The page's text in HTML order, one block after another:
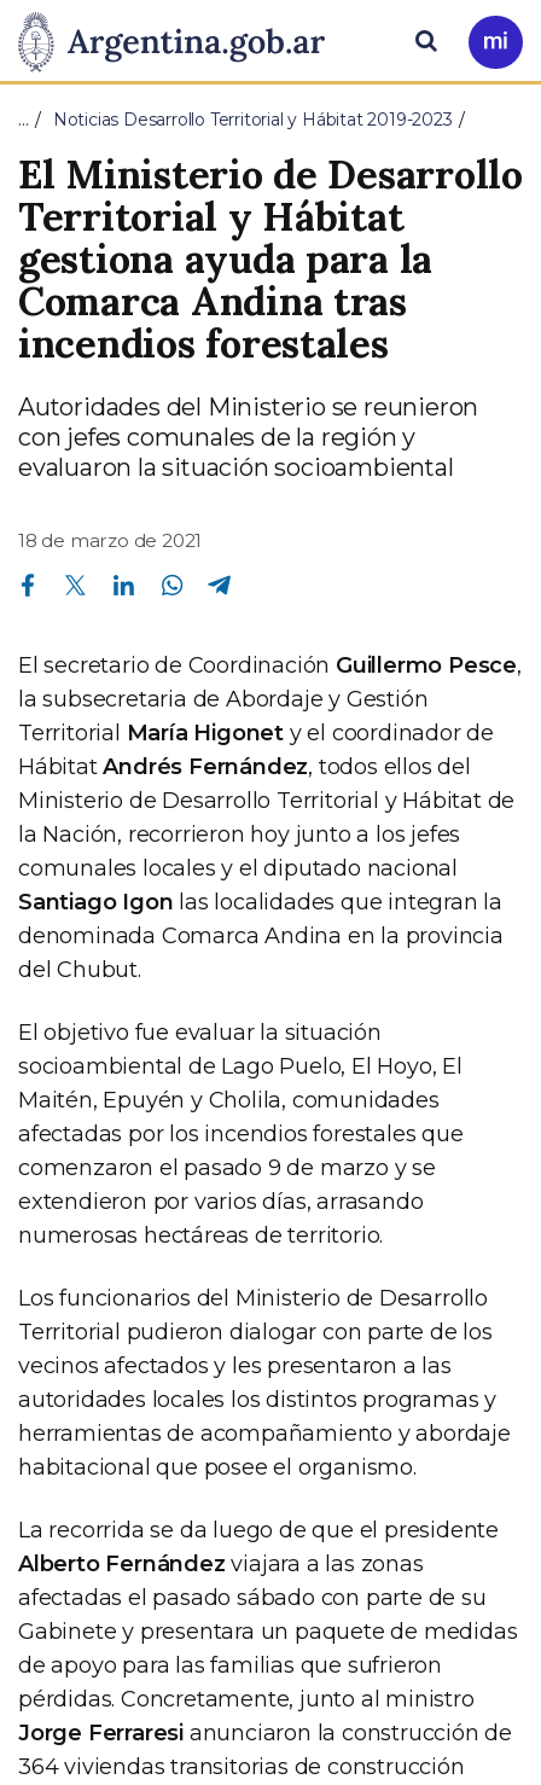
Presidencia
de
la
Nación
Pasar al contenido principal
Ir
a
Buscar
… Noticias Desarrollo Territorial y Hábitat 2019-2023
El Ministerio de Desarrollo
Territorial y Hábitat
gestiona ayuda para la
Comarca Andina tras
incendios forestales
Autoridades del Ministerio se reunieron
con jefes comunales de la región y
evaluaron la situación socioambiental
18 de marzo de 2021
Compartir en Facebook Compartir en Twitter Compartir en Linkedin Compartir en Whatsapp
El secretario de Coordinación Guillermo Pesce,
la subsecretaria de Abordaje y Gestión
Territorial
María Higonet y el coordinador de
HábitatAndrés Fernández, todos ellos del
Ministerio de Desarrollo Territorial y Hábitat de
la Nación, recorrieron hoy junto a los jefes
comunales locales y el diputado nacional
Santiago Igon las localidades que integran la
denominada Comarca Andina en la provincia
del Chubut.
El objetivo fue evaluar la situación
socioambiental de Lago Puelo, El Hoyo, El
Maitén, Epuyén y Cholila, comunidades
afectadas por los incendios forestales que
comenzaron el pasado 9 de marzo y se
extendieron por varios días, arrasando
numerosas hectáreas de territorio.
Los funcionarios del Ministerio de Desarrollo
Territorial pudieron dialogar con parte de los
vecinos afectados y les presentaron a las
autoridades locales los distintos programas y
herramientas de acompañamiento y abordaje
habitacional que posee el organismo.
La recorrida se da luego de que el presidente
Alberto Fernández viajara a las zonas
afectadas el pasado sábado con parte de su
Gabinete y presentara un paquete de medidas
de apoyo para las familias que sufrieron
pérdidas. Concretamente, junto al ministro
Jorge Ferraresi anunciaron la construcción de
364 viviendas transitorias de construcción